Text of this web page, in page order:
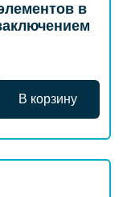
в
В корзину